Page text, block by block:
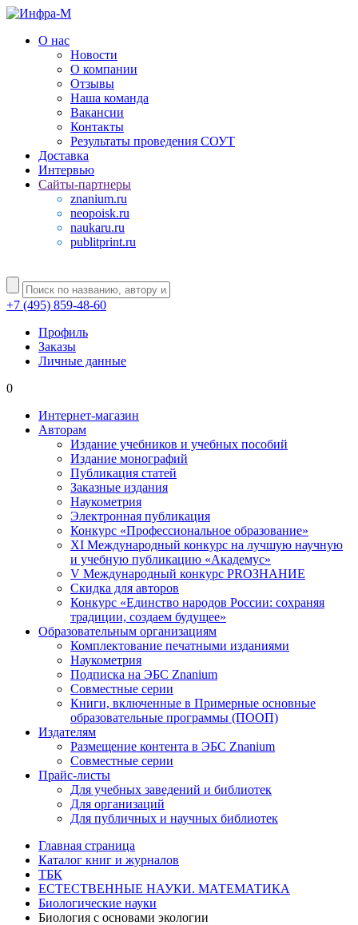
О нас
Новости
О компании
Отзывы
Наша команда
Вакансии
Контакты
Результаты проведения СОУТ
Доставка
Интервью
Сайты-партнеры
znanium.ru
neopoisk.ru
naukaru.ru
publitprint.ru
+7 (495) 859-48-60
Профиль
Заказы
Личные данные
0
Интернет-магазин
Авторам
Издание учебников и учебных пособий
Издание монографий
Публикация статей
Заказные издания
Наукометрия
Электронная публикация
Конкурс «Профессиональное образование»
XI Международный конкурс на лучшую научную
и учебную публикацию «Академус»
V Международный конкурс PROЗНАНИЕ
Скидка для авторов
Конкурс «Единство народов России: сохраняя
традиции, создаем будущее»
Образовательным организациям
Комплектование печатными изданиями
Наукометрия
Подписка на ЭБС Znanium
Совместные серии
Книги, включенные в Примерные основные
образовательные программы (ПООП)
Издателям
Размещение контента в ЭБС Znanium
Совместные серии
Прайс-листы
Для учебных заведений и библиотек
Для организаций
Для публичных и научных библиотек
Главная страница
Каталог книг и журналов
ТБК
ЕСТЕСТВЕННЫЕ НАУКИ. МАТЕМАТИКА
Биологические науки
Биология с основами экологии